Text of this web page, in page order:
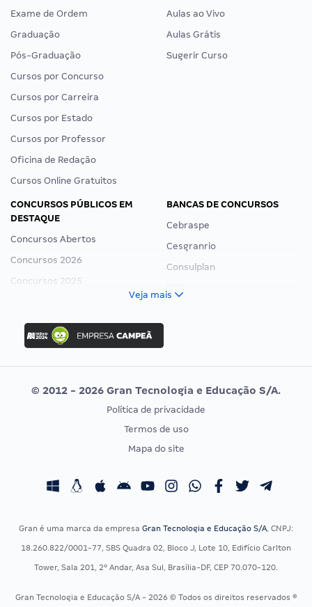
Exame de Ordem
Graduação
Pós-Graduação
Cursos por Concurso
Cursos por Carreira
Cursos por Estado
Cursos por Professor
Oficina de Redação
Cursos Online Gratuitos
Aulas ao Vivo
Aulas Grátis
Sugerir Curso
CONCURSOS PÚBLICOS EM
DESTAQUE
Concursos Abertos
Concursos 2026
Concursos 2025
Concurso Ibama
Concurso MPU
Editais publicados
BANCAS DE CONCURSOS
Cebraspe
Cesgranrio
Consulplan
Vunesp
CONCURSOS POR PROFISSÃO
Concursos Fiscais
Concursos Saúde
Residência Multiprofissional
EXAME DE ORDEM
Calendário OAB
Veja mais
© 2012 - 2026 Gran Tecnologia e Educação S/A.
Política de privacidade
Termos de uso
Mapa do site
Gran é uma marca da empresa Gran Tecnologia e Educação S/A, CNPJ:
18.260.822/0001-77, SBS Quadra 02, Bloco J, Lote 10, Edifício Carlton
Tower, Sala 201, 2º Andar, Asa Sul, Brasília-DF, CEP 70.070-120.
Gran Tecnologia e Educação S/A - 2026 © Todos os direitos reservados ®